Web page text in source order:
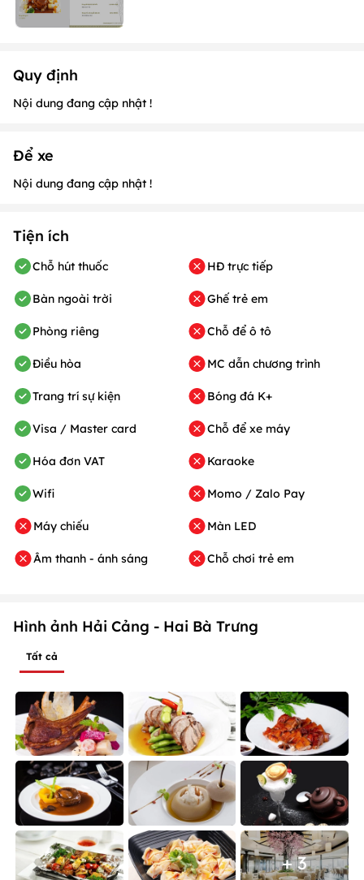
Quy định
Nội dung đang cập nhật !
Để xe
Nội dung đang cập nhật !
Tiện ích
Chỗ hút thuốc
Bàn ngoài trời
Phòng riêng
Điều hòa
Trang trí sự kiện
Visa / Master card
Hóa đơn VAT
Wifi
Máy chiếu
Âm thanh - ánh sáng
HĐ trực tiếp
Ghế trẻ em
Chỗ để ô tô
MC dẫn chương trình
Bóng đá K+
Chỗ để xe máy
Karaoke
Momo / Zalo Pay
Màn LED
Chỗ chơi trẻ em
Hình ảnh Hải Cảng - Hai Bà Trưng
Tất cả
+ 3